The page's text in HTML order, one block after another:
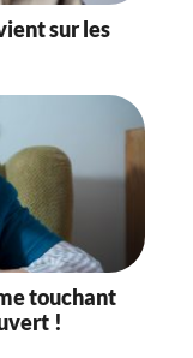
sur les
touchant
!